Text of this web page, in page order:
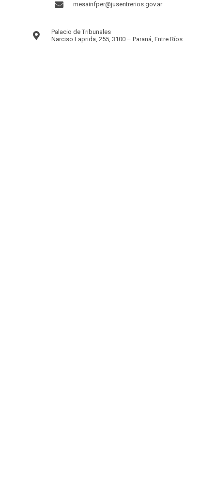
mesainfper@jusentrerios.gov.ar
Palacio de Tribunales
Narciso Laprida, 255, 3100 – Paraná, Entre Ríos.